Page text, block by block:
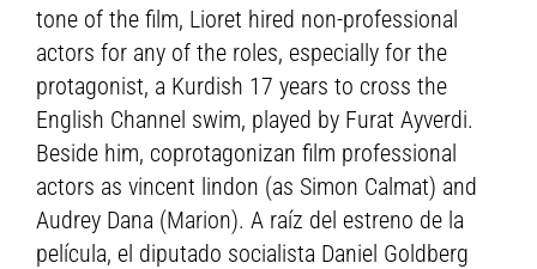
tone of the film, Lioret hired non-professional
actors for any of the roles, especially for the
protagonist, a Kurdish 17 years to cross the
English Channel swim, played by Furat Ayverdi.
Beside him, coprotagonizan film professional
actors as vincent lindon (as Simon Calmat) and
Audrey Dana (Marion). A raíz del estreno de la
película, el diputado socialista Daniel Goldberg